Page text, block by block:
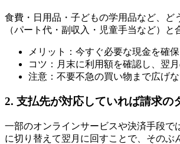
食費・日用品・子どもの学用品など、
（パート代・副収入・児童手当など）と
メリット：今すぐ必要な現金を確
コツ：月末に利用額を確認し、翌
注意：不要不急の買い物まで広げ
2. 支払先が対応していれば請求の
一部のオンラインサービスや決済手段
に切り替えて翌月に回すことで、そのぶ